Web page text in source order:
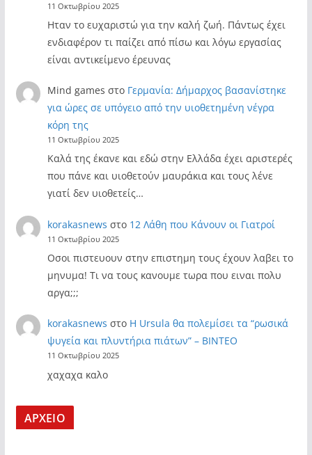
11 Οκτωβρίου 2025
Ηταν το ευχαριστώ για την καλή ζωή. Πάντως έχει
ενδιαφέρον τι παίζει από πίσω και λόγω εργασίας
είναι αντικείμενο έρευνας
Mind games στο Γερμανία: Δήμαρχος βασανίστηκε
για ώρες σε υπόγειο από την υιοθετημένη νέγρα
κόρη της
11 Οκτωβρίου 2025
Καλά της έκανε και εδώ στην Ελλάδα έχει αριστερές
που πάνε και υιοθετούν μαυράκια και τους λένε
γιατί δεν υιοθετείς…
korakasnews στο 12 Λάθη που Κάνουν οι Γιατροί
11 Οκτωβρίου 2025
Οσοι πιστευουν στην επιστημη τους έχουν λαβει το
μηνυμα! Τι να τους κανουμε τωρα που ειναι πολυ
αργα;;;
korakasnews στο Η Ursula θα πολεμίσει τα “ρωσικά
ψυγεία και πλυντήρια πιάτων” – ΒΙΝΤΕΟ
11 Οκτωβρίου 2025
χαχαχα καλο
ΑΡΧΕΙΟ